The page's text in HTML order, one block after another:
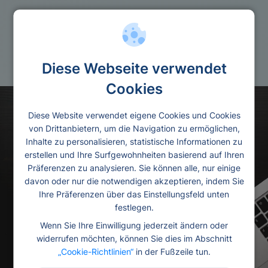
Diese Webseite verwendet
Cookies
Diese Website verwendet eigene Cookies und Cookies
von Drittanbietern, um die Navigation zu ermöglichen,
Inhalte zu personalisieren, statistische Informationen zu
erstellen und Ihre Surfgewohnheiten basierend auf Ihren
Präferenzen zu analysieren. Sie können alle, nur einige
davon oder nur die notwendigen akzeptieren, indem Sie
Ihre Präferenzen über das Einstellungsfeld unten
festlegen.
Wenn Sie Ihre Einwilligung jederzeit ändern oder
widerrufen möchten, können Sie dies im Abschnitt
„Cookie-Richtlinien“in der Fußzeile tun.